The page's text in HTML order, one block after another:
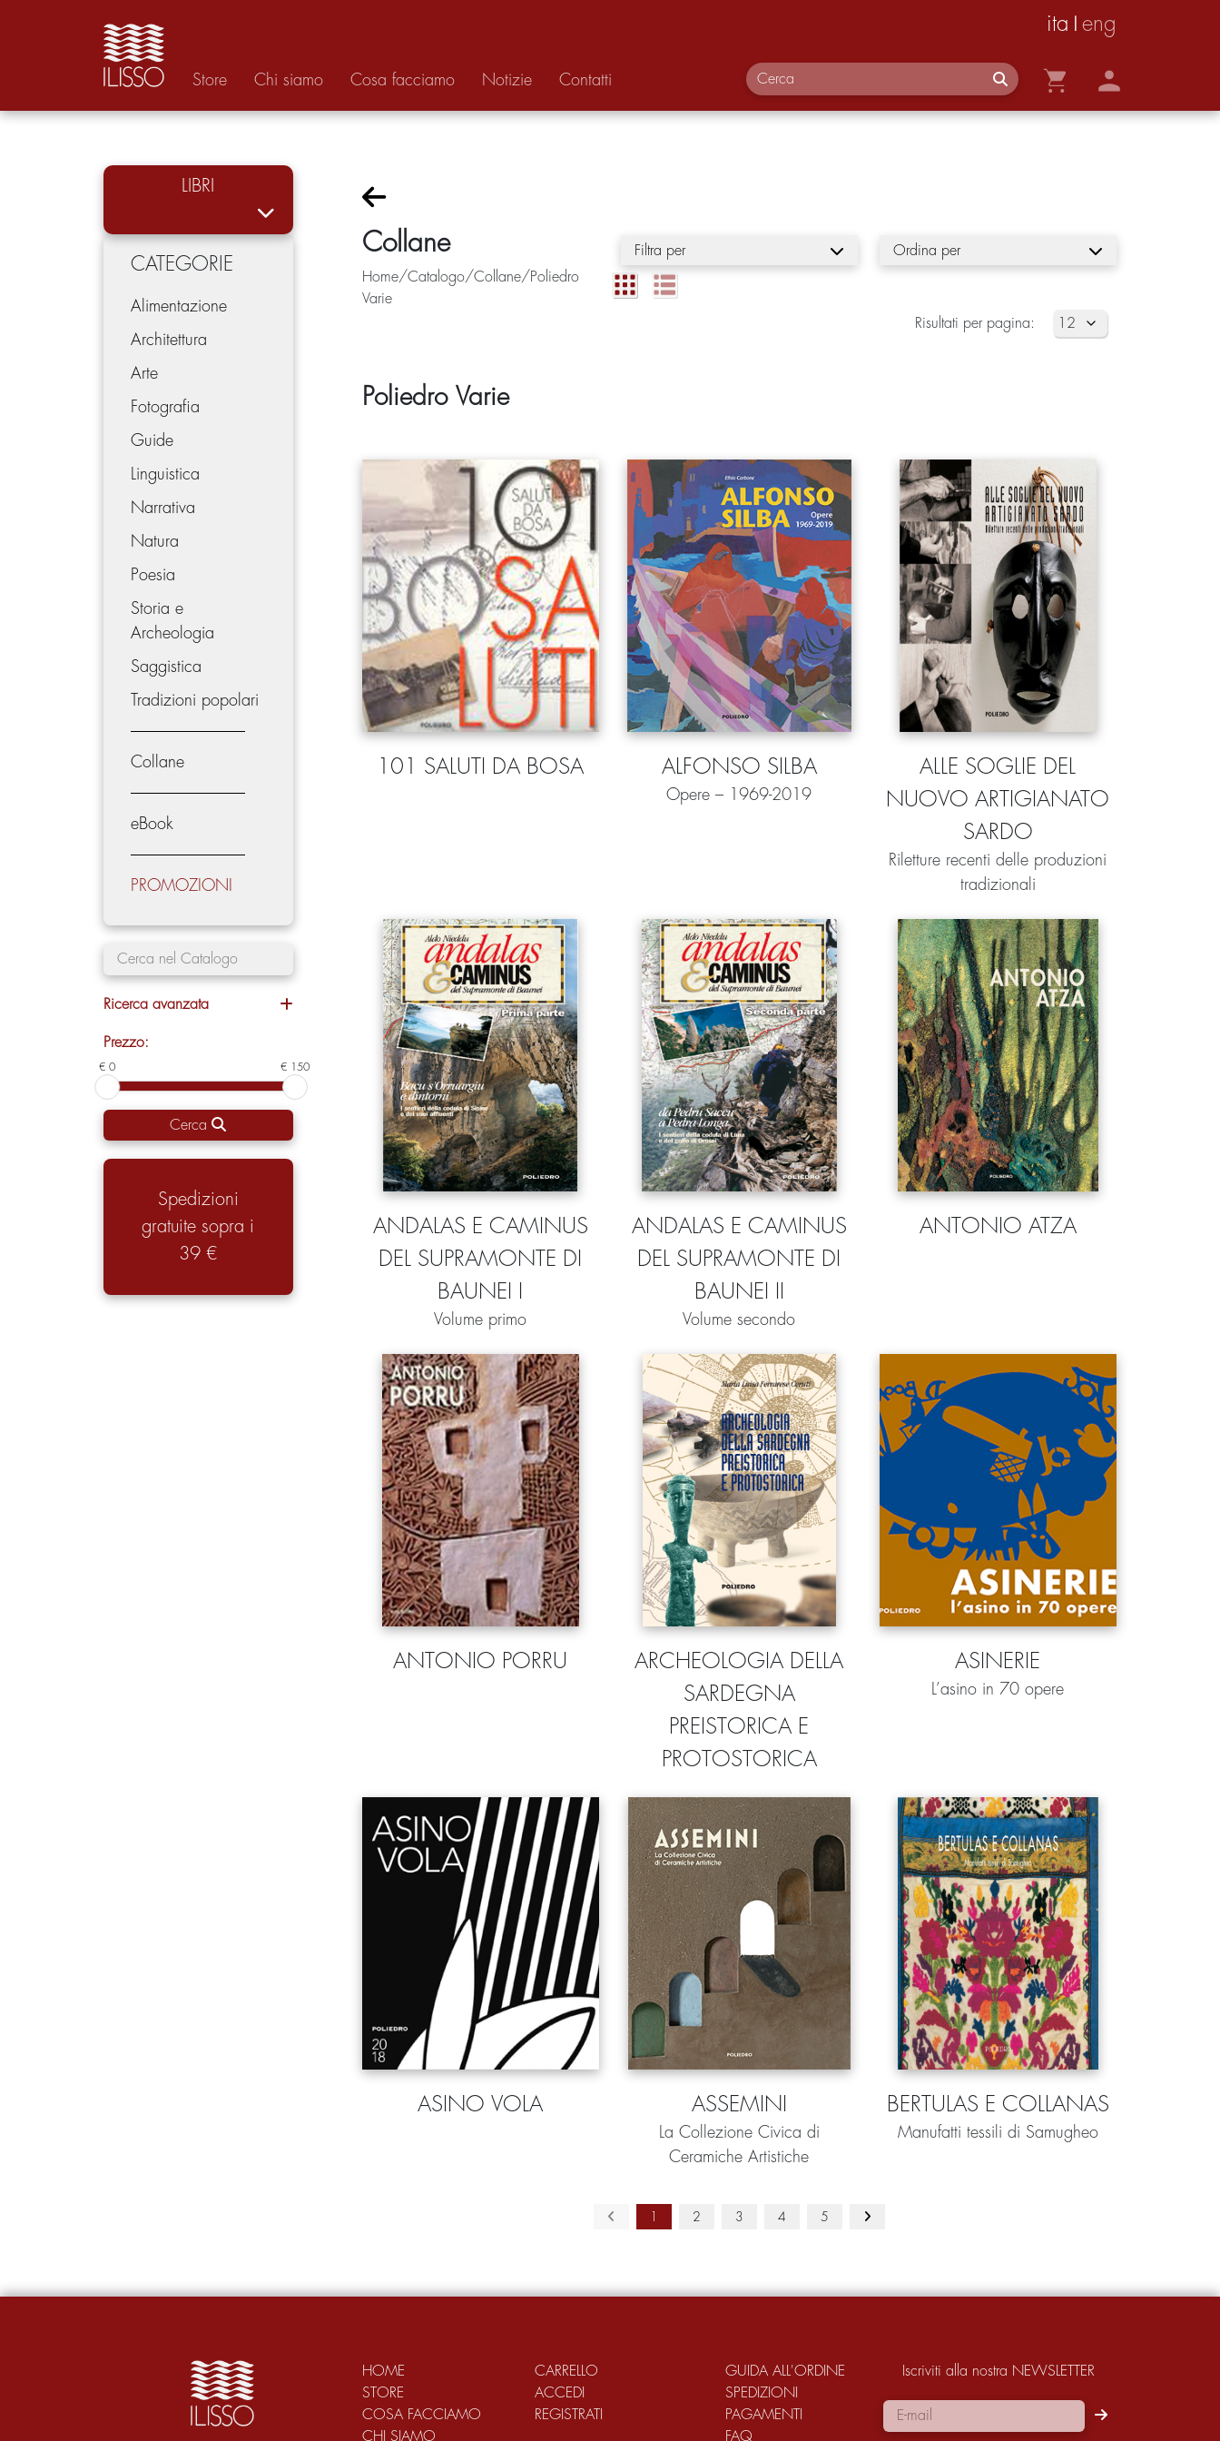
Store Chi siamo Cosa facciamo Notizie Contatti
eng
ita
CATEGORIE
Alimentazione
Architettura
Arte
Fotografia
Guide
Linguistica
Narrativa
Natura
Poesia
Storia e
Archeologia
Saggistica
Tradizioni popolari
Collane
eBook
PROMOZIONI
Ricerca avanzata
Prezzo:
€ 0 € 150
Cerca
Spedizioni
gratuite sopra i
39 €
Collane
Home/Catalogo/Collane/Poliedro
Varie
Filtra per Ordina per
Risultati per pagina:
Poliedro Varie
101 SALUTI DA BOSA ALFONSO SILBA
Opere – 1969-2019
ALLE SOGLIE DEL
NUOVO ARTIGIANATO
SARDO
Riletture recenti delle produzioni
tradizionali
ANDALAS E CAMINUS
DEL SUPRAMONTE DI
BAUNEI I
Volume primo
ANDALAS E CAMINUS
DEL SUPRAMONTE DI
BAUNEI II
Volume secondo
ANTONIO ATZA
ANTONIO PORRU
ARCHEOLOGIA DELLA
SARDEGNA
PREISTORICA E
PROTOSTORICA
ASINERIE
L’asino in 70 opere
ASINO VOLA ASSEMINI
La Collezione Civica di
Ceramiche Artistiche
BERTULAS E COLLANAS
Manufatti tessili di Samugheo
2 3 4 5
HOME
STORE
COSA FACCIAMO
CHI SIAMO
CARRELLO
ACCEDI
REGISTRATI
GUIDA ALL'ORDINE
SPEDIZIONI
PAGAMENTI
FAQ
Iscriviti alla nostra NEWSLETTER